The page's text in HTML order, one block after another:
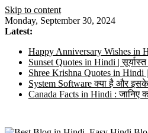
Skip to content
Monday, September 30, 2024
Latest:
Happy Anniversary Wishes in
Sunset Quotes in Hindi |
Shree Krishna Quotes in Hindi |
System Software क्या है और
Canada Facts in Hindi : जानिए